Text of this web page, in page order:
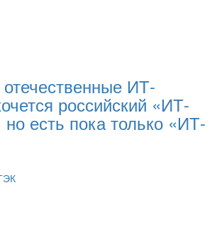
ИТ-
российский «ИТ-
есть пока только «ИТ-